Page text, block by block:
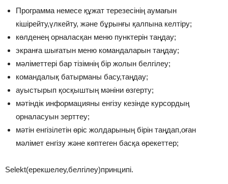
Программа немесе құжат терезесінің аумағын
кішірейту,үлкейту, және бұрынғы қалпына келтіру;
көлденең орналасқан меню пунктерін таңдау;
экранға шығатын меню командаларын таңдау;
мәліметтері бар тізімнің бір жолын белгілеу;
командалық батырманы басу,таңдау;
ауыстырып қосқыштың мәніни өзгерту;
мәтіндік информацияны енгізу кезінде курсордың
орналасуын зерттеу;
мәтін енгізілетін өріс жолдарының бірін таңдап,оған
мәлімет енгізу және көптеген басқа өрекеттер;
Selekt(ерекшелеу,белгілеу)принципі.